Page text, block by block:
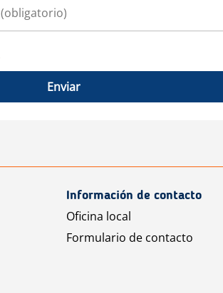
Enviar
Información de contacto
Oficina local
Formulario de contacto